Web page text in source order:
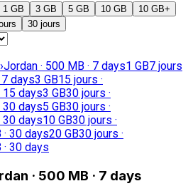
1 GB 3 GB 5 GB 10 GB 10 GB+
30 jours
›Jordan · 500 MB · 7 days1 GB7 jours
7 days3 GB15 jours ·
15 days3 GB30 jours ·
30 days5 GB30 jours ·
30 days10 GB30 jours ·
· 30 days20 GB30 jours ·
· 30 days
· 500 MB · 7 days